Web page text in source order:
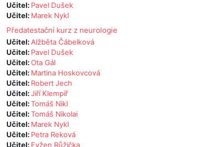
Učitel: Pavel Dušek
Učitel: Marek Nykl
Předatestační kurz z neurologie
Učitel:Alžběta Čábelková
Učitel: Pavel Dušek
Učitel: Ota Gál
Učitel: Martina Hoskovcová
Učitel: Robert Jech
Učitel:Jiří Klempíř
Učitel:Tomáš Nikl
Učitel:Tomáš Nikolai
Učitel: Marek Nykl
Učitel: Petra Reková
Učitel: Evžen Růžička